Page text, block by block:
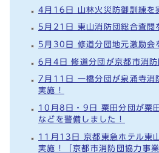
4月16日 山林火災防御訓練を
5月21日 東山消防団総合査閲
5月30日 修道分団地元激励会
6月4日 修道分団が京都市消防
7月11日 一橋分団が泉涌寺消
実施！
10月8日・9日 粟田分団が粟
などを警備しました！
11月13日 京都東急ホテル東
実施！「京都市消防団協力事